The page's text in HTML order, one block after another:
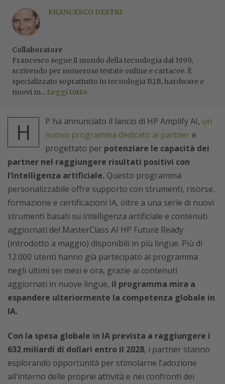
FRANCESCO DESTRI
Collaboratore
Francesco segue il mondo della tecnologia dal 1999,
scrivendo per numerose testate online e cartacee. È
specializzato soprattutto in tecnologia B2B, hardware e
nuovi m... Leggi tutto
H P ha annunciato il lancio di HP Amplify AI, un
nuovo programma dedicato ai partner e
progettato per potenziare le capacità dei
partner nel raggiungere risultati positivi con
l’intelligenza artificiale. Questo programma
personalizzabile offre supporto con strumenti, risorse,
formazione e certificazioni IA, oltre a una serie di nuovi
strumenti basati su intelligenza artificiale e contenuti
aggiornati del MasterClass AI HP Future Ready
(introdotto a maggio) disponibili in più lingue. Più di
12.000 utenti hanno già partecipato al programma
negli ultimi sei mesi e ora, grazie ai contenuti
aggiornati in nuove lingue, il programma mira a
espandere ulteriormente la competenza globale in
IA.
Con la spesa globale in IA prevista a raggiungere i
632 miliardi di dollari entro il 2028, i partner stanno
esplorando opportunità per stimolarne l’adozione
all’interno delle proprie attività e nei confronti dei